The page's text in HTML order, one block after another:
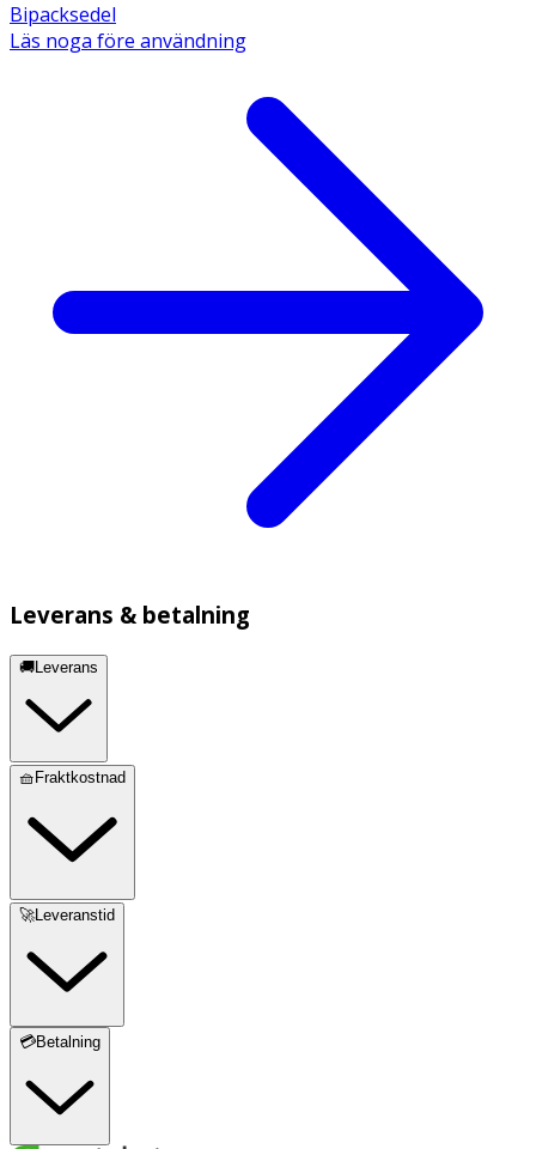
Bipacksedel
Läs noga före användning
Leverans & betalning
🚚Leverans
🧺Fraktkostnad
🚀Leveranstid
💳Betalning